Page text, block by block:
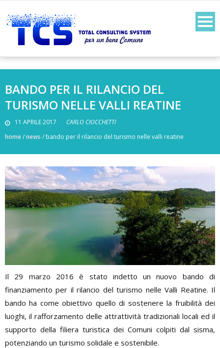
BANDO PER IL RILANCIO DEL
TURISMO NELLE VALLI REATINE
11 APRILE 2017
CARLO CIOCCHETTI
home/news / bando per il rilancio del turismo nelle valli reatine
Il 29 marzo 2016 è stato indetto un nuovo bando di
finanziamento per il rilancio del turismo nelle Valli Reatine. Il
bando ha come obiettivo quello di sostenere la fruibilità dei
luoghi, il rafforzamento delle attrattività tradizionali locali ed il
supporto della filiera turistica dei Comuni colpiti dal sisma,
potenziando un turismo solidale e sostenibile.